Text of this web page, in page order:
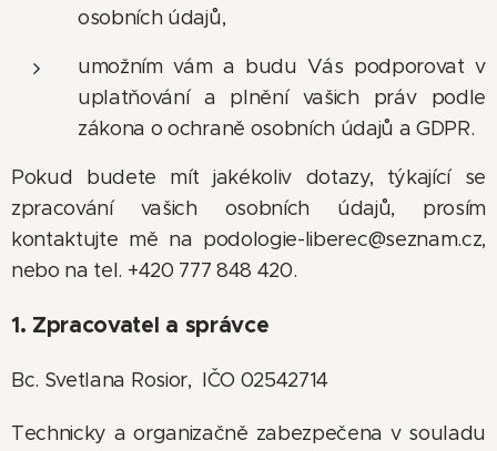
osobních údajů,
umožním vám a budu Vás podporovat v
uplatňování a plnění vašich práv podle
zákona o ochraně osobních údajů a GDPR.
Pokud budete mít jakékoliv dotazy, týkající se
zpracování vašich osobních údajů, prosím
kontaktujte mě na podologie-liberec@seznam.cz,
nebo na tel. +420 777 848 420.
1. Zpracovatel a správce
Bc. Svetlana Rosior, IČO 02542714
Technicky a organizačně zabezpečena v souladu